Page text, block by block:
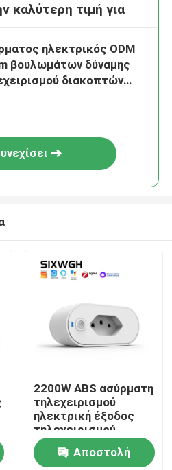
καλύτερη τιμή για
ηλεκτρικός ODM
βουλωμάτων δύναμης
διακοπτών
2200W ABS ασύρματη
τηλεχειρισμού
ηλεκτρική έξοδος
τηλεχειρισμού
υποδοχών άσπρη
Αποστολή